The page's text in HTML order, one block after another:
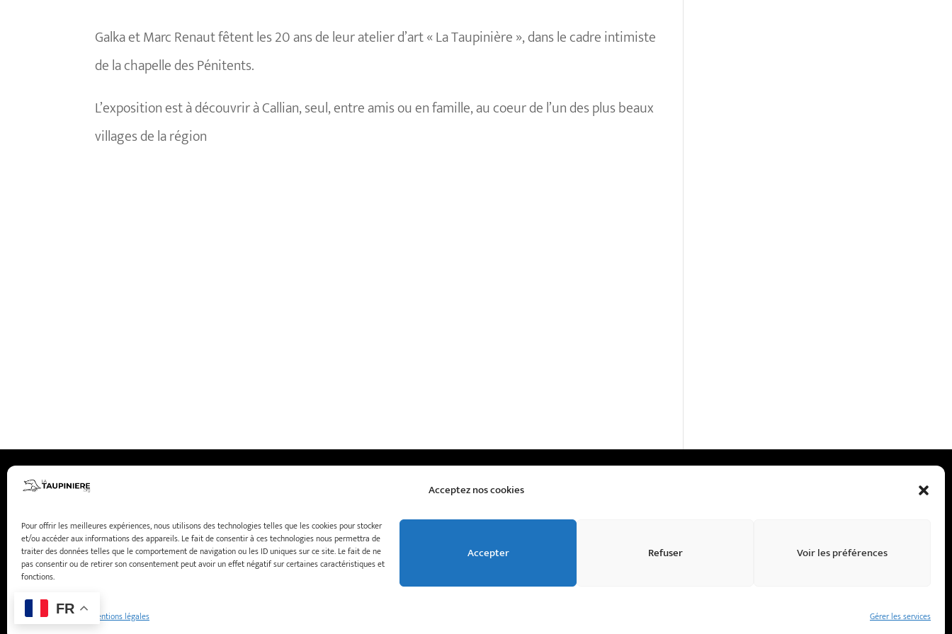
Acceptez nos cookies
Pour offrir les meilleures expériences, nous utilisons des technologies telles que les cookies pour stocker
et/ou accéder aux informations des appareils. Le fait de consentir à ces technologies nous permettra de
traiter des données telles que le comportement de navigation ou les ID uniques sur ce site. Le fait de ne
pas consentir ou de retirer son consentement peut avoir un effet négatif sur certaines caractéristiques et
fonctions.
Gérer les services
Accepter Refuser Voir les préférences
Politique de cookies Mentions légales
Galka et Marc Renaut fêtent les 20 ans de leur atelier d’art « La Taupinière », dans le cadre intimiste
de la chapelle des Pénitents.
L’exposition est à découvrir à Callian, seul, entre amis ou en famille, au coeur de l’un des plus beaux
villages de la région
© LaTaupiniere.org –Mentions légales–Politique de cookies
FR